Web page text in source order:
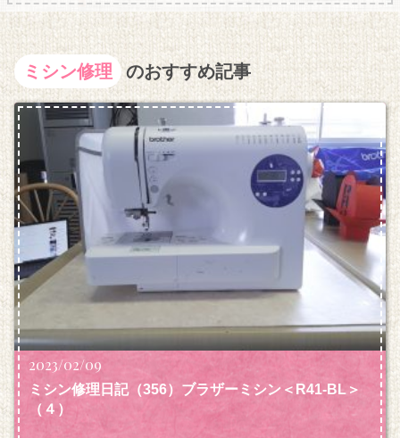
ミシン修理 のおすすめ記事
2023/02/09
ミシン修理日記（356）ブラザーミシン＜R41-BL＞
（４）